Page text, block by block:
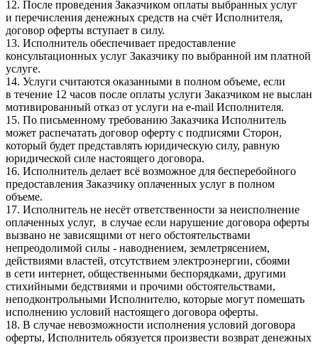
12. После проведения Заказчиком оплаты выбранных услуг
и перечисления денежных средств на счёт Исполнителя,
договор оферты вступает в силу.
13. Исполнитель обеспечивает предоставление
консультационных услуг Заказчику по выбранной им платной
услуге.
14. Услуги считаются оказанными в полном объеме, если
в течение 12 часов после оплаты услуги Заказчиком не выслан
мотивированный отказ от услуги на e-mail Исполнителя.
15. По письменному требованию Заказчика Исполнитель
может распечатать договор оферту с подписями Сторон,
который будет представлять юридическую силу, равную
юридической силе настоящего договора.
16. Исполнитель делает всё возможное для бесперебойного
предоставления Заказчику оплаченных услуг в полном
объеме.
17. Исполнитель не несёт ответственности за неисполнение
оплаченных услуг, в случае если нарушение договора оферты
вызвано не зависящими от него обстоятельствами
непреодолимой силы - наводнением, землетрясением,
действиями властей, отсутствием электроэнергии, сбоями
в сети интернет, общественными беспорядками, другими
стихийными бедствиями и прочими обстоятельствами,
неподконтрольными Исполнителю, которые могут помешать
исполнению условий настоящего договора оферты.
18. В случае невозможности исполнения условий договора
оферты, Исполнитель обязуется произвести возврат денежных